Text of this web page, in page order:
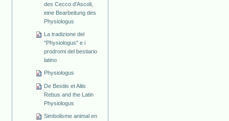
des Cecco d'Ascoli,
eine Bearbeitung des
Physiologus
La tradizione del
"Physiologus" e i
prodromi del bestiario
latino
Physiologus
De Bestiis et Aliis
Rebus and the Latin
Physiologus
Simbolisme animal en